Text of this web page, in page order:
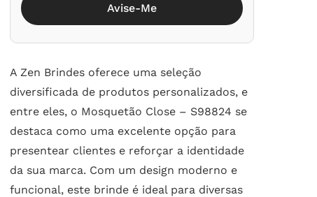
Avise-Me
A Zen Brindes oferece uma seleção
diversificada de produtos personalizados, e
entre eles, o Mosquetão Close – S98824 se
destaca como uma excelente opção para
presentear clientes e reforçar a identidade
da sua marca. Com um design moderno e
funcional, este brinde é ideal para diversas